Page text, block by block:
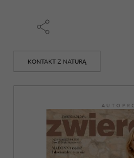
KONTAKT Z NATURĄ